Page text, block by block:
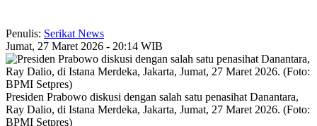
Penulis: Serikat News
Jumat, 27 Maret 2026 - 20:14 WIB
Presiden Prabowo diskusi dengan salah satu penasihat Danantara,
Ray Dalio, di Istana Merdeka, Jakarta, Jumat, 27 Maret 2026. (Foto:
BPMI Setpres)